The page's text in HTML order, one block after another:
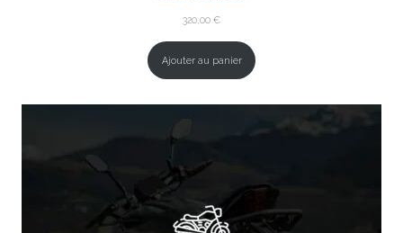
320,00 €
Ajouter au panier